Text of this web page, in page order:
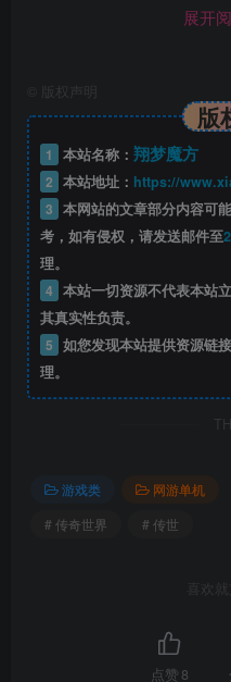
此处内容已隐藏
请登
络,仅供学习使用,请支持正版
修改记得备份数据
改，与本店（站）无
视频安装教程已
展开
版权声明
版
1 本站名称： 翔梦魔方
2 本站地址： https://
3 本网站的文章部分内容可
考，如有侵权，请发送邮件至
理。
4 本站一切资源不代表本站
其真实性负责。
5 如您发现本站提供资源链
理。
游戏类
网游单机
# 传奇世界
# 传世
喜欢
点赞 8